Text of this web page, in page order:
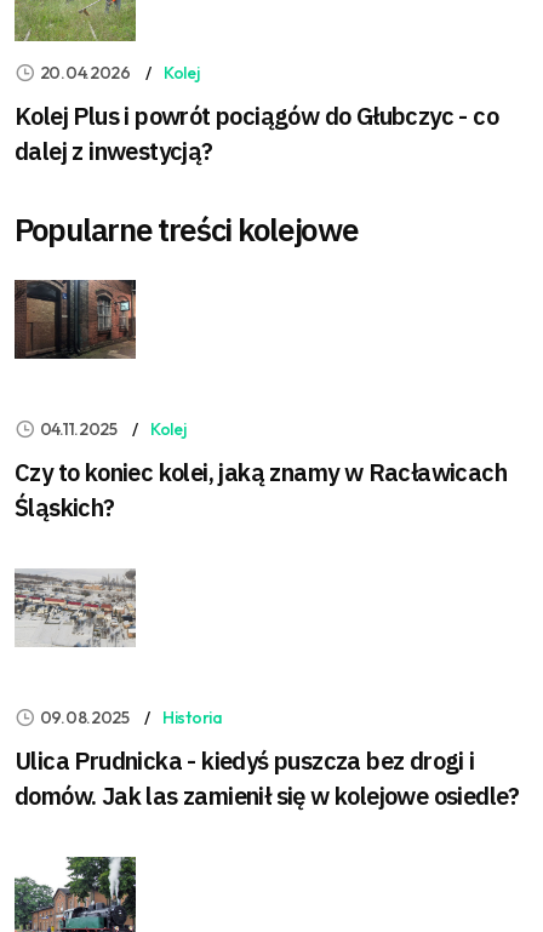
20.04.2026 Kolej
Kolej Plus i powrót pociągów do Głubczyc - co
dalej z inwestycją?
Popularne treści kolejowe
04.11.2025 Kolej
Czy to koniec kolei, jaką znamy w Racławicach
Śląskich?
09.08.2025 Historia
Ulica Prudnicka - kiedyś puszcza bez drogi i
domów. Jak las zamienił się w kolejowe osiedle?